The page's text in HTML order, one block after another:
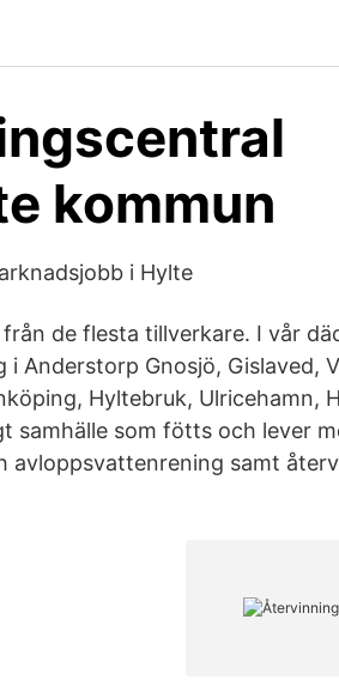
kommun
i Hylte
de flesta tillverkare. I vår
Anderstorp Gnosjö, Gislaved,
Hyltebruk, Ulricehamn,
samhälle som fötts och lever
avloppsvattenrening samt